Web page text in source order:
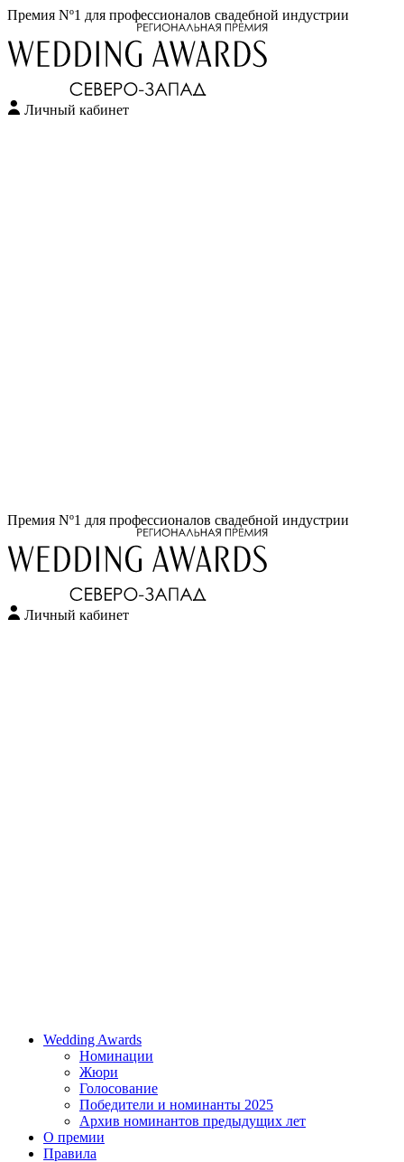
Премия Nº1 для профессионалов свадебной индустрии
Личный кабинет
Перейти
содержимому
Премия Nº1 для профессионалов свадебной индустрии
Личный кабинет
Wedding Awards
Номинации
Жюри
Голосование
Победители и номинанты 2025
Архив номинантов предыдущих лет
О премии
Правила